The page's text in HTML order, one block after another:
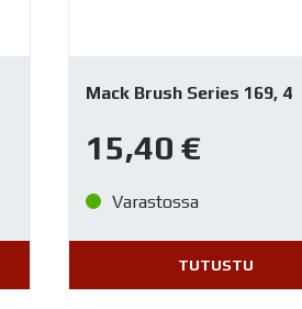
Mack Brush Series 169, 4
15,40 €
Varastossa
TUTUSTU